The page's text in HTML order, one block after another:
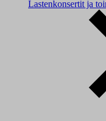
Lastenkonsertit ja